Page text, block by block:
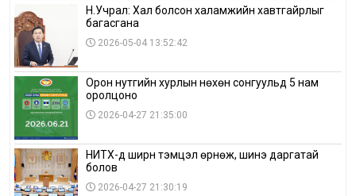
Н.Учрал: Хал болсон халамжийн хавтгайрлыг
багасгана
2026-05-04 13:52:42
Орон нутгийн хурлын нөхөн сонгуульд 5 нам
оролцоно
2026-04-27 21:35:00
НИТХ-д ширүүн тэмцэл өрнөж, шинэ даргатай
болов
2026-04-27 21:30:19